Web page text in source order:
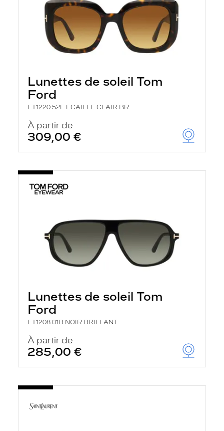
Lunettes de soleil Tom
Ford
FT1220 52F ECAILLE CLAIR BR
À partir de
309,00 €
Lunettes de soleil Tom
Ford
FT1208 01B NOIR BRILLANT
À partir de
285,00 €